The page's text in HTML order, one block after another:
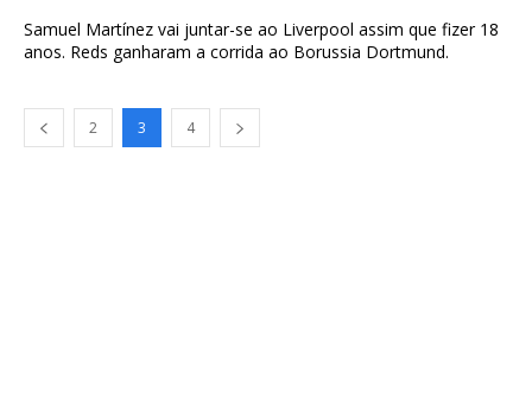
Samuel Martínez vai juntar-se ao Liverpool assim que fizer 18
anos. Reds ganharam a corrida ao Borussia Dortmund.
2 3 4